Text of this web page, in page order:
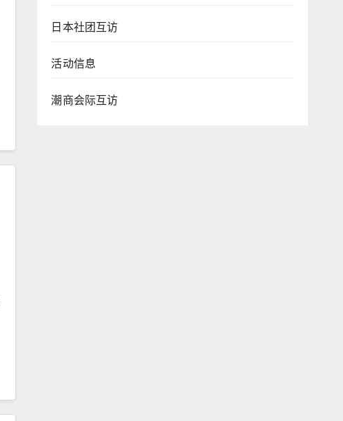
日本社团互访
活动信息
潮商会际互访